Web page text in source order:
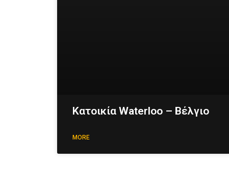
Κατοικία Waterloo – Βέλγιο
MORE